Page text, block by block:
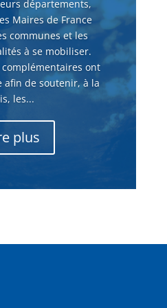
départements,
Maires de France
communes et les
à se mobiliser.
ont
afin de soutenir, à la
les...
plus